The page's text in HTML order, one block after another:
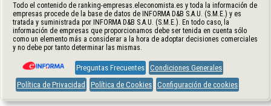
Todo el contenido de ranking-empresas.eleconomista.es y toda la información de
empresas procede de la base de datos de INFORMA D&B S.A.U. (S.M.E.) y es
tratada y suministrada por INFORMA D&B S.A.U. (S.M.E.). En todo caso, la
información de empresas que proporcionamos debe ser tenida en cuenta sólo
como un elemento más a considerar a la hora de adoptar decisiones comerciales
y no debe por tanto determinar las mismas.
Preguntas Frecuentes Condiciones Generales
Política de Privacidad
Política de Cookies Configuración de cookies